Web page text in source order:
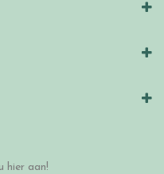
hier aan!